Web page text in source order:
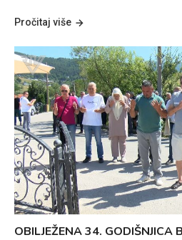
Pročitaj više
OBILJEŽENA 34. GODIŠNJICA